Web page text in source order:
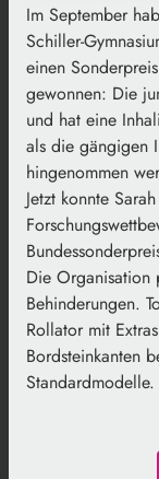
Im September
Schiller-
einen
gewonnen: Die
und hat eine
als die gängigen
hingenommen
Jetzt konnte
Die Organisation
Behinderungen.
Rollator mit
Bordsteinkanten
Standardmodelle.